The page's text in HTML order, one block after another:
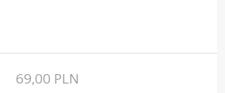
69,00 PLN